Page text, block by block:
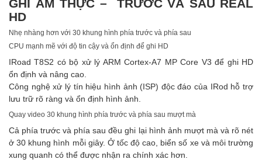
GHI ÂM THỰC – TRƯỚC VÀ SAU REAL
HD
Nhẹ nhàng hơn với 30 khung hình phía trước và phía sau
CPU mạnh mẽ với độ tin cậy và ổn định để ghi HD
IRoad T8S2 có bộ xử lý ARM Cortex-A7 MP Core V3 để ghi HD
ổn định và nâng cao.
Công nghệ xử lý tín hiệu hình ảnh (ISP) độc đáo của IRod hỗ trợ
lưu trữ rõ ràng và ổn định hình ảnh.
Quay video 30 khung hình phía trước và phía sau mượt mà
Cả phía trước và phía sau đều ghi lại hình ảnh mượt mà và rõ nét
ở 30 khung hình mỗi giây. Ở tốc độ cao, biển số xe và môi trường
xung quanh có thể được nhận ra chính xác hơn.